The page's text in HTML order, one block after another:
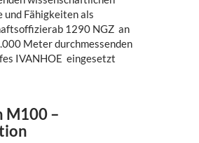
und Fähigkeiten als
1290 NGZ an
Meter durchmessenden
IVANHOE eingesetzt
M100 –